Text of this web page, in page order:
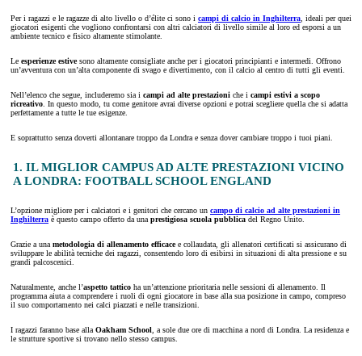
Per i ragazzi e le ragazze di alto livello o d’élite ci sono i campi di calcio in Inghilterra , ideali per quei
giocatori esigenti che vogliono confrontarsi con altri calciatori di livello simile al loro ed esporsi a un
ambiente tecnico e fisico altamente stimolante.
Le esperienze estivesono altamente consigliate anche per i giocatori principianti e intermedi. Offrono
un’avventura con un’alta componente di svago e divertimento, con il calcio al centro di tutti gli eventi.
Nell’elenco che segue, includeremo sia i campi ad alte prestazioni che i campi estivi a scopo
ricreativo . In questo modo, tu come genitore avrai diverse opzioni e potrai scegliere quella che si adatta
perfettamente a tutte le tue esigenze.
E soprattutto senza doverti allontanare troppo da Londra e senza dover cambiare troppo i tuoi piani.
1. IL MIGLIOR CAMPUS AD ALTE PRESTAZIONI VICINO
A LONDRA: FOOTBALL SCHOOL ENGLAND
L’opzione migliore per i calciatori e i genitori che cercano un campo di calcio ad alte prestazioni in
Inghilterra è questo campo offerto da una prestigiosa scuola pubblica del Regno Unito.
Grazie a una metodologia di allenamento efficacee collaudata, gli allenatori certificati si assicurano di
sviluppare le abilità tecniche dei ragazzi, consentendo loro di esibirsi in situazioni di alta pressione e su
grandi palcoscenici.
Naturalmente, anche l’aspetto tattico ha un’attenzione prioritaria nelle sessioni di allenamento. Il
programma aiuta a comprendere i ruoli di ogni giocatore in base alla sua posizione in campo, compreso
il suo comportamento nei calci piazzati e nelle transizioni.
I ragazzi faranno base alla Oakham School , a sole due ore di macchina a nord di Londra. La residenza e
le strutture sportive si trovano nello stesso campus.